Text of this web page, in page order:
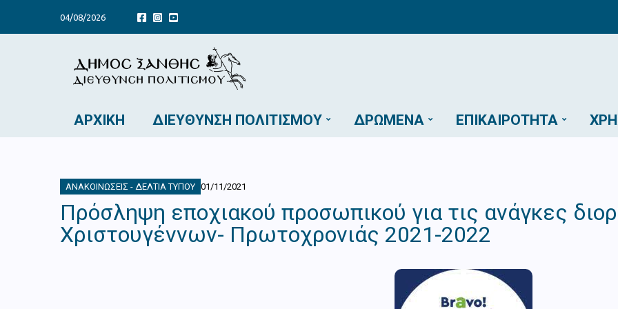
04/08/2026
ΑΡΧΙΚΉ ΔΙΕΎΘΥΝΣΗ ΠΟΛΙΤΙΣΜΟΎ ΔΡΏΜΕΝΑ ΕΠΙΚΑΙΡΌΤΗΤΑ
ΑΝΑΚΟΙΝΏΣΕΙΣ - ΔΕΛΤΊΑ ΤΎΠΟΥ 01/11/2021
Πρόσληψη εποχιακού προσωπικού για τις ανάγκες
Χριστουγέννων- Πρωτοχρονιάς 2021-2022